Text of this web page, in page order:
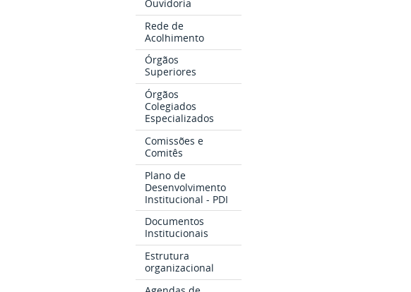
Ouvidoria
Rede de
Acolhimento
Órgãos
Superiores
Órgãos
Colegiados
Especializados
Comissões e
Comitês
Plano de
Desenvolvimento
Institucional - PDI
Documentos
Institucionais
Estrutura
organizacional